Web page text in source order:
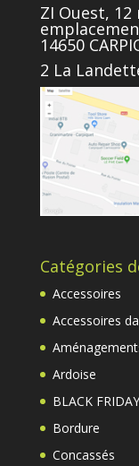
ZI Ouest,
14650
2 La
Catégories
Accessoires
Accessoires
Ardoise
BLACK
Bordure
Concassés